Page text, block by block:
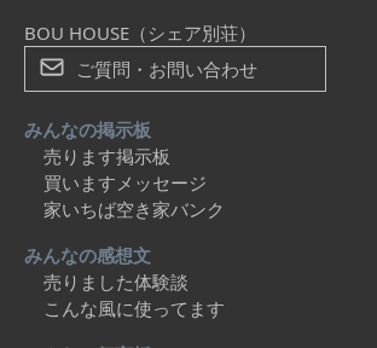
BOU HOUSE（シェア別荘）
ご質問・お問い合わせ
みんなの掲示板
売ります掲示板
買いますメッセージ
家いちば空き家バンク
みんなの感想文
売りました体験談
こんな風に使ってます